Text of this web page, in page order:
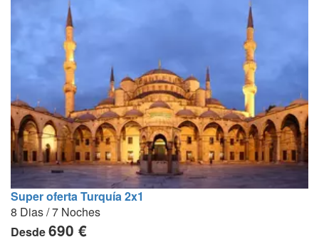
Super oferta Turquía 2x1
8 Dias / 7 Noches
Desde690 €